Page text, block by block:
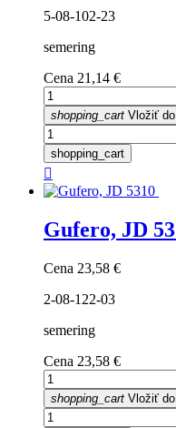
5-08-102-23
semering
Cena 21,14 €
shopping_cart Vložiť
shopping_cart

Gufero, JD
Cena 23,58 €
2-08-122-03
semering
Cena 23,58 €
shopping_cart Vložiť